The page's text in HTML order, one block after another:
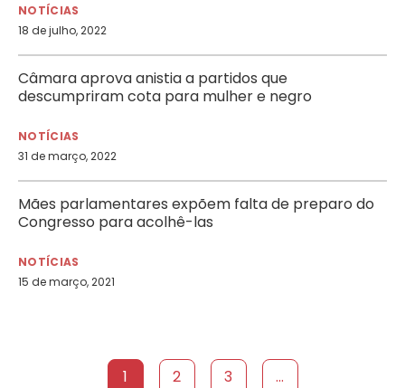
NOTÍCIAS
18 de julho, 2022
Câmara aprova anistia a partidos que
descumpriram cota para mulher e negro
NOTÍCIAS
31 de março, 2022
Mães parlamentares expõem falta de preparo do
Congresso para acolhê-las
NOTÍCIAS
15 de março, 2021
1 2 3 ...